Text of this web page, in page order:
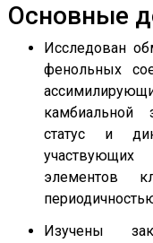
Основные
Исследован
фенольных
камбиальной
статус и
элементов
Изучены